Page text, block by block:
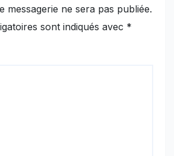
messagerie ne sera pas publiée.
sont indiqués avec *